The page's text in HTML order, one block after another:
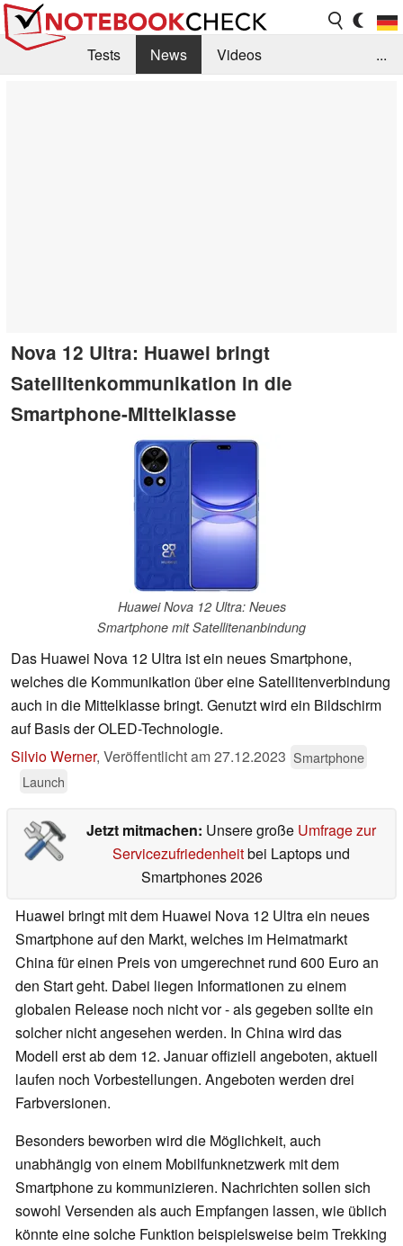
Tests News
Videos
...
Nova 12 Ultra: Huawei bringt
Satellitenkommunikation in die
Smartphone-Mittelklasse
Huawei Nova 12 Ultra: Neues
Smartphone mit Satellitenanbindung
Das Huawei Nova 12 Ultra ist ein neues Smartphone,
welches die Kommunikation über eine Satellitenverbindung
auch in die Mittelklasse bringt. Genutzt wird ein Bildschirm
auf Basis der OLED-Technologie.
Silvio Werner, Veröffentlicht am27.12.2023 Smartphone
Launch
Jetzt mitmachen: Unsere große Umfrage zur
Servicezufriedenheitbei Laptops und
Smartphones 2026
Huawei bringt mit dem Huawei Nova 12 Ultra ein neues
Smartphone auf den Markt, welches im Heimatmarkt
China für einen Preis von umgerechnet rund 600 Euro an
den Start geht. Dabei liegen Informationen zu einem
globalen Release noch nicht vor - als gegeben sollte ein
solcher nicht angesehen werden. In China wird das
Modell erst ab dem 12. Januar offiziell angeboten, aktuell
laufen noch Vorbestellungen. Angeboten werden drei
Farbversionen.
Besonders beworben wird die Möglichkeit, auch
unabhängig von einem Mobilfunknetzwerk mit dem
Smartphone zu kommunizieren. Nachrichten sollen sich
sowohl Versenden als auch Empfangen lassen, wie üblich
könnte eine solche Funktion beispielsweise beim Trekking